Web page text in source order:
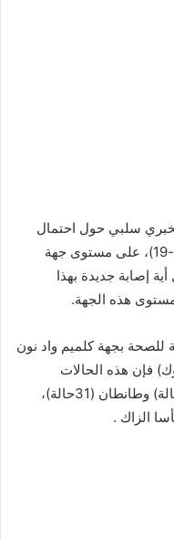
سلبي حول احتمال
الإصابة بفيروس كورونا المستجد (كوفيد-19)، على مستوى جهة
تسجيل أية إصابة جديدة بهذا
للصحة بجهة كلميم واد نون
فإن هذه الحالات
المستبعدة تتوزع بين أقاليم كلميم(70 حالة) وطانطان (31حالة)،